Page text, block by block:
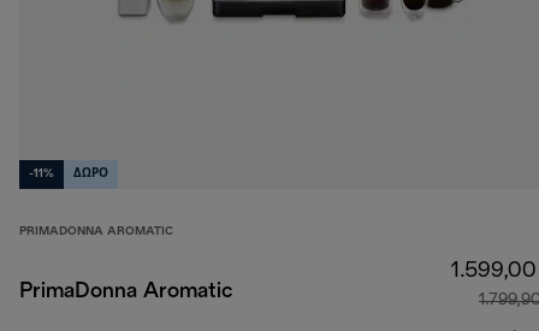
-11% ΔΩΡΟ
PRIMADONNA AROMATIC
PrimaDonna Aromatic